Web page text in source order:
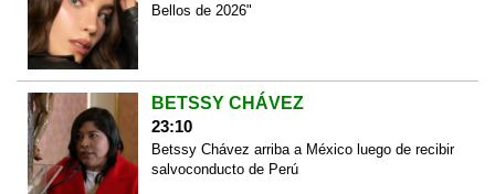
Bellos de 2026"
BETSSY CHÁVEZ
23:10
Betssy Chávez arriba a México luego de recibir
salvoconducto de Perú